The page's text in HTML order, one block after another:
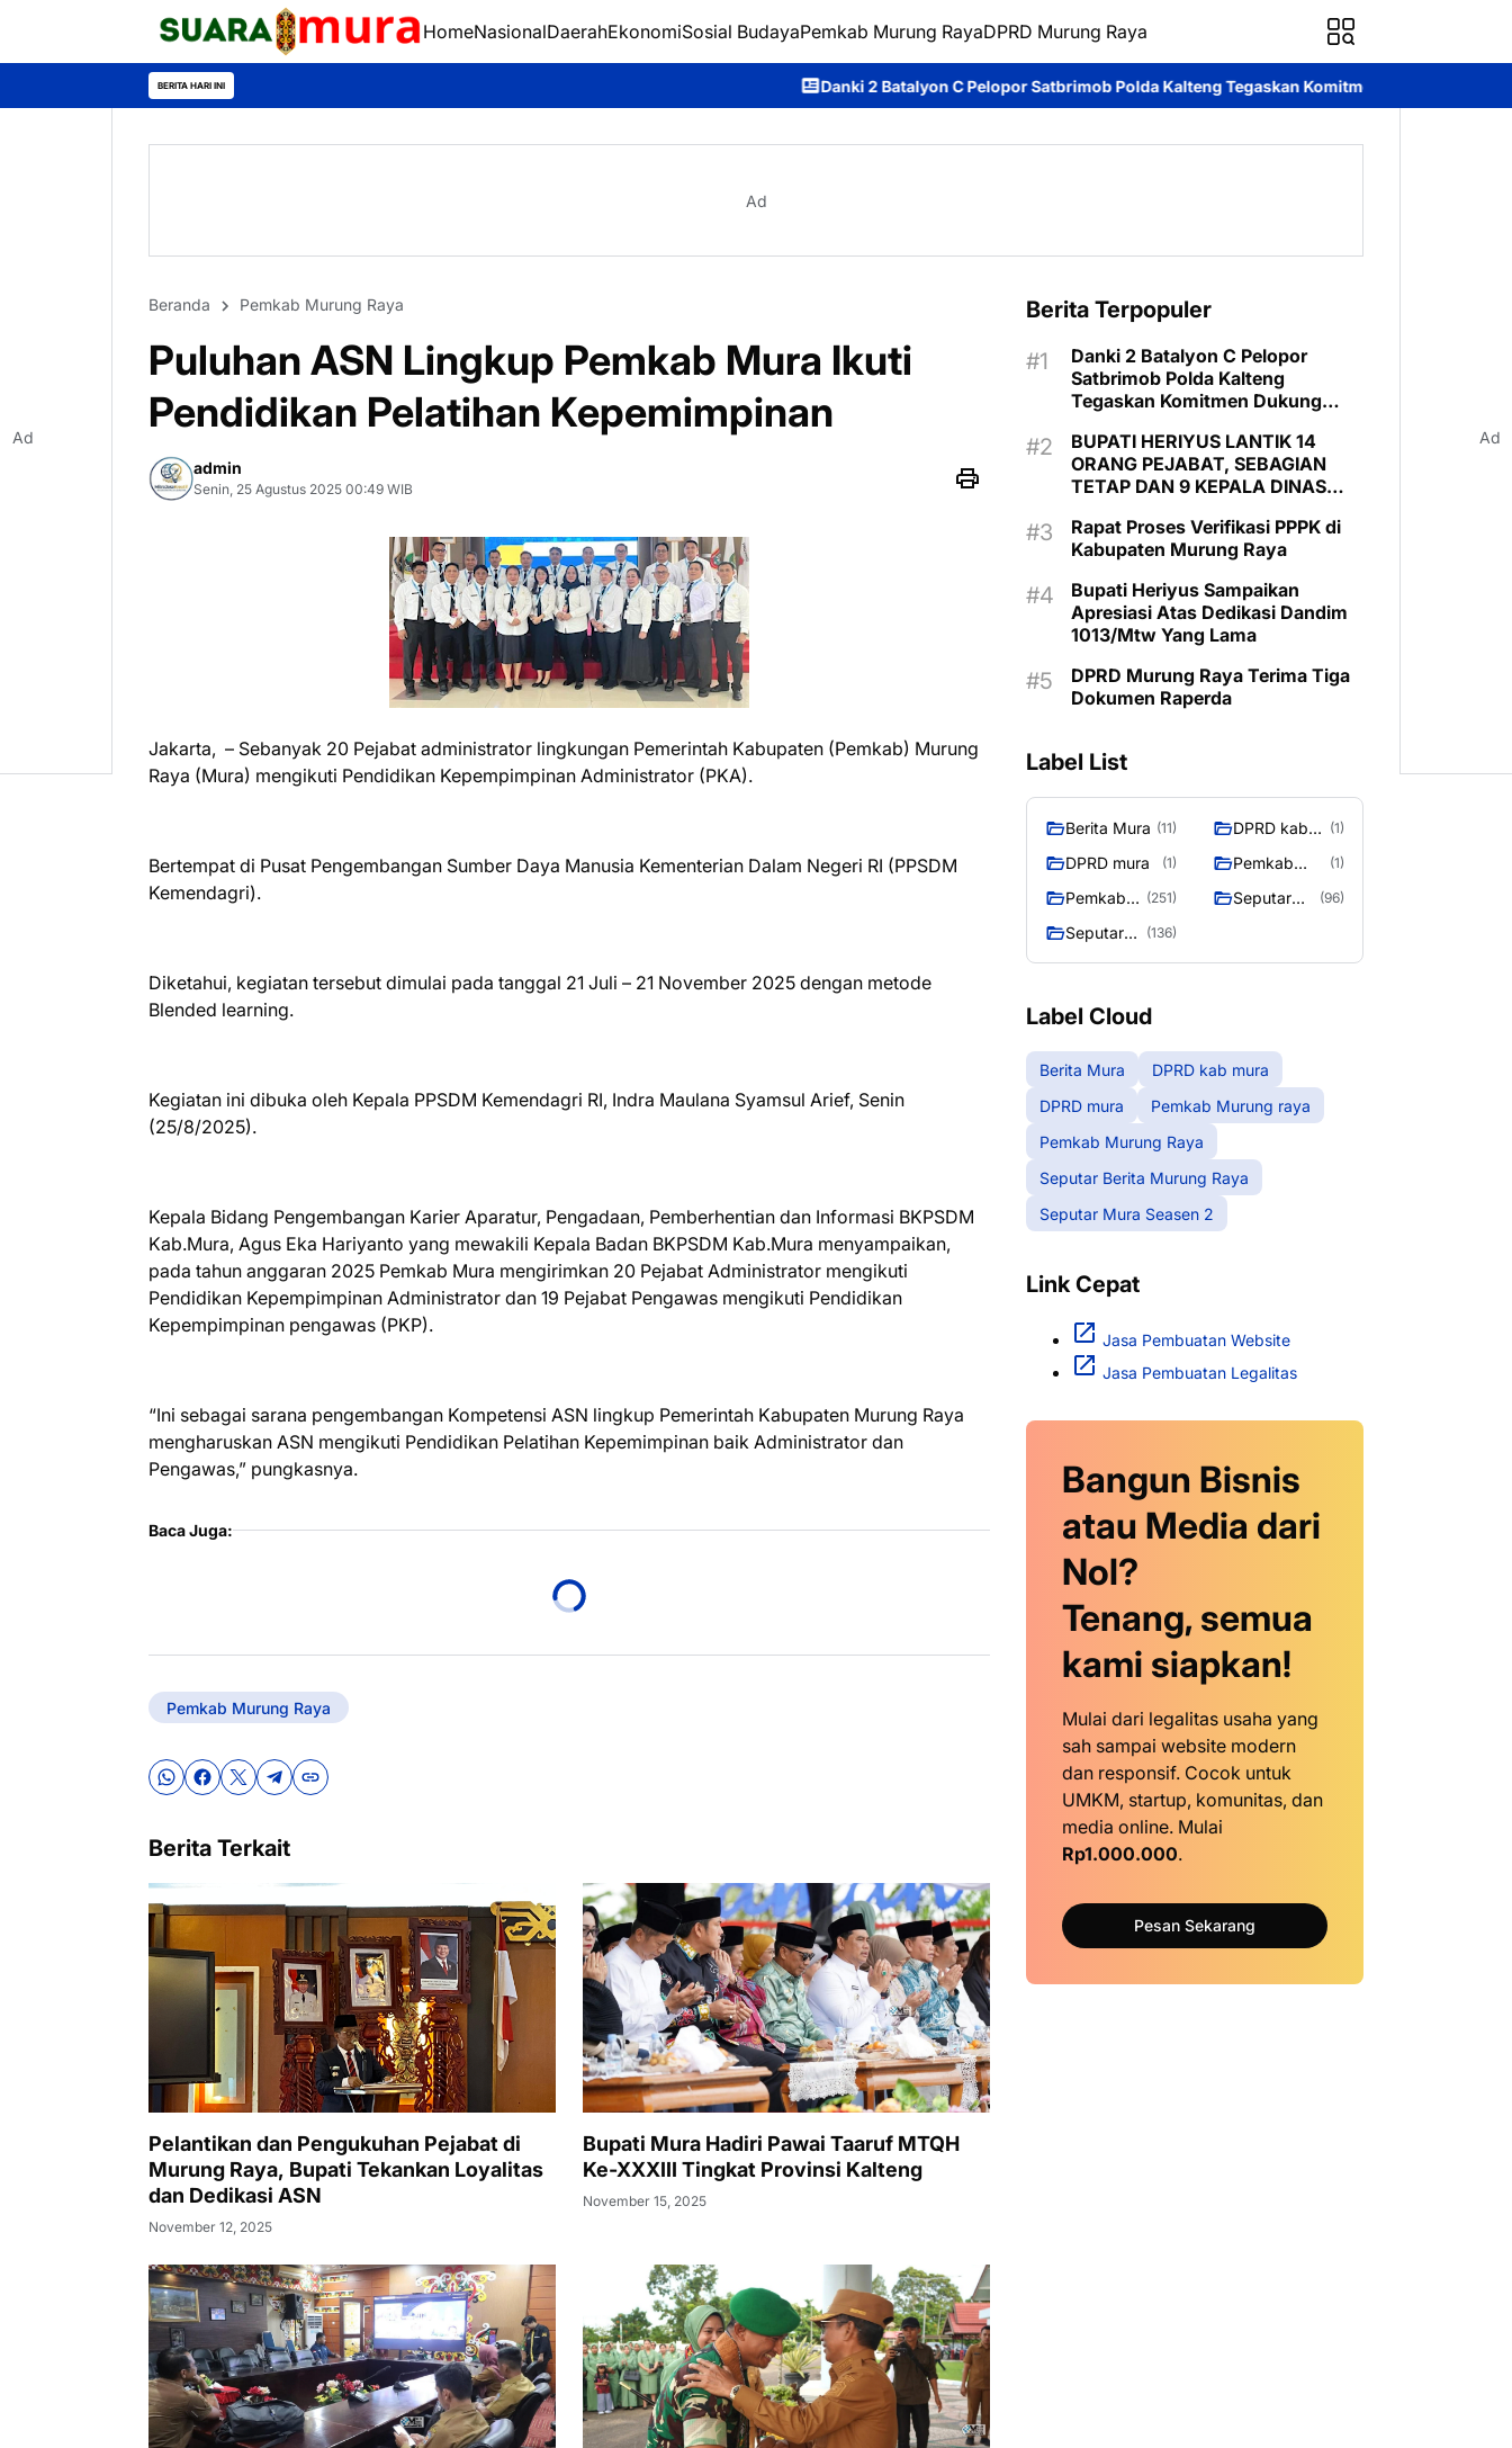
HomeNasionalDaerahEkonomiSosial BudayaPemkab Murung RayaDPRD Murung Raya
BERITA HARI INI Danki 2 Batalyon C Pelopor Satbrimob Polda Kalteng Tegaskan Komitmen Dukung Pencegahan Karhutla di
Ad
Beranda Pemkab Murung Raya
Puluhan ASN Lingkup Pemkab Mura Ikuti
Pendidikan Pelatihan Kepemimpinan
admin
Senin, 25 Agustus 2025 00:49 WIB
Jakarta, – Sebanyak 20 Pejabat administrator lingkungan Pemerintah Kabupaten (Pemkab) Murung
Raya (Mura) mengikuti Pendidikan Kepempimpinan Administrator (PKA).
Bertempat di Pusat Pengembangan Sumber Daya Manusia Kementerian Dalam Negeri RI (PPSDM
Kemendagri).
Diketahui, kegiatan tersebut dimulai pada tanggal 21 Juli – 21 November 2025 dengan metode
Blended learning.
Kegiatan ini dibuka oleh Kepala PPSDM Kemendagri RI, Indra Maulana Syamsul Arief, Senin
(25/8/2025).
Kepala Bidang Pengembangan Karier Aparatur, Pengadaan, Pemberhentian dan Informasi BKPSDM
Kab.Mura, Agus Eka Hariyanto yang mewakili Kepala Badan BKPSDM Kab.Mura menyampaikan,
pada tahun anggaran 2025 Pemkab Mura mengirimkan 20 Pejabat Administrator mengikuti
Pendidikan Kepempimpinan Administrator dan 19 Pejabat Pengawas mengikuti Pendidikan
Kepempimpinan pengawas (PKP).
“Ini sebagai sarana pengembangan Kompetensi ASN lingkup Pemerintah Kabupaten Murung Raya
mengharuskan ASN mengikuti Pendidikan Pelatihan Kepemimpinan baik Administrator dan
Pengawas,” pungkasnya.
Baca Juga:
Pemkab Murung Raya
Berita Terkait
Pelantikan dan Pengukuhan Pejabat di
Murung Raya, Bupati Tekankan Loyalitas
dan Dedikasi ASN
November 12, 2025
Bupati Mura Hadiri Pawai Taaruf MTQH
Ke-XXXIII Tingkat Provinsi Kalteng
November 15, 2025
Berita Terpopuler
Danki 2 Batalyon C Pelopor
Satbrimob Polda Kalteng
Tegaskan Komitmen Dukung
Raya
BUPATI HERIYUS LANTIK 14
ORANG PEJABAT, SEBAGIAN
TETAP DAN 9 KEPALA DINAS
Rapat Proses Verifikasi PPPK di
Kabupaten Murung Raya
Bupati Heriyus Sampaikan
Apresiasi Atas Dedikasi Dandim
1013/Mtw Yang Lama
DPRD Murung Raya Terima Tiga
Dokumen Raperda
Label List
Berita Mura (11)
DPRD kab
(1)
DPRD mura (1)
Pemkab
Murung raya
(1)
Pemkab
Raya
(251)
Seputar
Raya
(96)
Seputar
(136)
Label Cloud
Berita Mura
DPRD kab mura
DPRD mura
Pemkab Murung raya
Pemkab Murung Raya
Seputar Berita Murung Raya
Seputar Mura Seasen 2
Link Cepat
Jasa Pembuatan Website
Jasa Pembuatan Legalitas
Bangun Bisnis
atau Media dari
Nol?
Tenang, semua
kami siapkan!
Mulai dari legalitas usaha yang
sah sampai website modern
dan responsif. Cocok untuk
UMKM, startup, komunitas, dan
media online. Mulai
Rp1.000.000.
Pesan Sekarang
Ad Ad